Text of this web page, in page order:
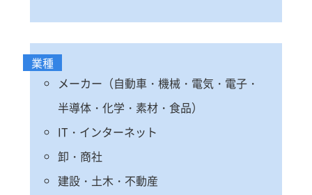
業種
メーカー（自動車・機械・電気・電子・
半導体・化学・素材・食品）
IT・インターネット
卸・商社
建設・土木・不動産